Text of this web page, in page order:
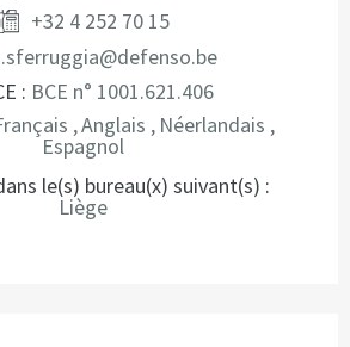
+32 4 252 70 15
: BCE n° 1001.621.406
Anglais Néerlandais
Espagnol
le(s) bureau(x) suivant(s) :
Liège